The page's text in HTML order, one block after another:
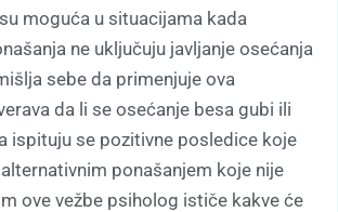
moguća u situacijama kada
ne uključuju javljanje osećanja
sebe da primenjuje ova
da li se osećanje besa gubi ili
ispituju se pozitivne posledice koje
ponašanjem koje nije
ove vežbe psiholog ističe kakve će